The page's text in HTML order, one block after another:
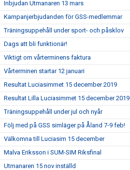
Inbjudan Utmanaren 13 mars
Kampanjerbjudanden för GSS-medlemmar
Träningsuppehåll under sport- och påsklov
Dags att bli funktionär!
Viktigt om vårterminens faktura
Vårterminen startar 12 januari
Resultat Luciasimmet 15 december 2019
Resultat Lilla Luciasimmet 15 december 2019
Träningsuppehåll under jul och nyår
Följ med på GSS simläger på Åland 7-9 feb!
Välkomna till Luciasim 15 december
Malva Eriksson i SUM-SIM Riksfinal
Utmanaren 15 nov inställd